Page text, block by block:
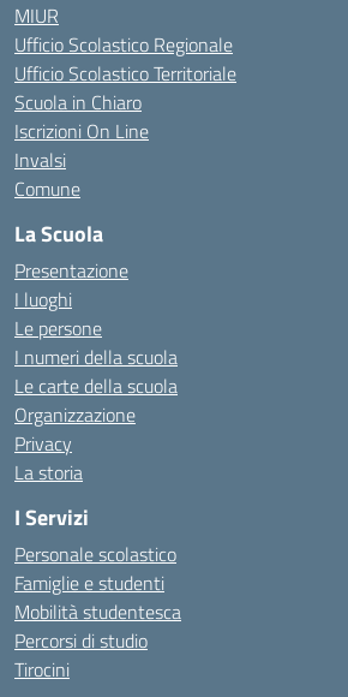
MIUR
Ufficio Scolastico Regionale
Ufficio Scolastico Territoriale
Scuola in Chiaro
Iscrizioni On Line
Invalsi
Comune
La Scuola
Presentazione
I luoghi
Le persone
I numeri della scuola
Le carte della scuola
Organizzazione
Privacy
La storia
I Servizi
Personale scolastico
Famiglie e studenti
Mobilità studentesca
Percorsi di studio
Tirocini